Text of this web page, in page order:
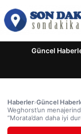
Güncel
Haberler›Güncel
Weghorst’un
“Morata’dan daha iyi